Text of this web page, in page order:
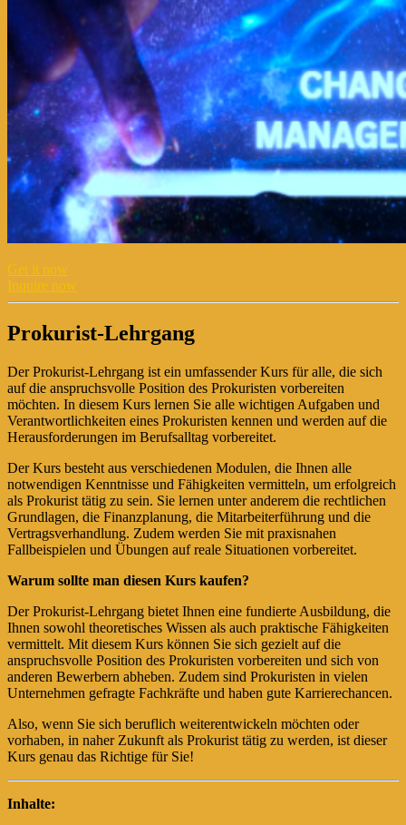
Get it now
Inquire now
Prokurist-Lehrgang
Der Prokurist-Lehrgang ist ein umfassender Kurs für alle, die sich
auf die anspruchsvolle Position des Prokuristen vorbereiten
möchten. In diesem Kurs lernen Sie alle wichtigen Aufgaben und
Verantwortlichkeiten eines Prokuristen kennen und werden auf die
Herausforderungen im Berufsalltag vorbereitet.
Der Kurs besteht aus verschiedenen Modulen, die Ihnen alle
notwendigen Kenntnisse und Fähigkeiten vermitteln, um erfolgreich
als Prokurist tätig zu sein. Sie lernen unter anderem die rechtlichen
Grundlagen, die Finanzplanung, die Mitarbeiterführung und die
Vertragsverhandlung. Zudem werden Sie mit praxisnahen
Fallbeispielen und Übungen auf reale Situationen vorbereitet.
Warum sollte man diesen Kurs kaufen?
Der Prokurist-Lehrgang bietet Ihnen eine fundierte Ausbildung, die
Ihnen sowohl theoretisches Wissen als auch praktische Fähigkeiten
vermittelt. Mit diesem Kurs können Sie sich gezielt auf die
anspruchsvolle Position des Prokuristen vorbereiten und sich von
anderen Bewerbern abheben. Zudem sind Prokuristen in vielen
Unternehmen gefragte Fachkräfte und haben gute Karrierechancen.
Also, wenn Sie sich beruflich weiterentwickeln möchten oder
vorhaben, in naher Zukunft als Prokurist tätig zu werden, ist dieser
Kurs genau das Richtige für Sie!
Inhalte: